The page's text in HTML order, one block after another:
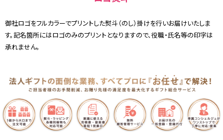
御社ロゴをフルカラーでプリントした熨斗（のし）掛けを行いお届けいたしま
す。記名箇所にはロゴのみのプリントとなりますので、役職・氏名等の印字は
承れません。